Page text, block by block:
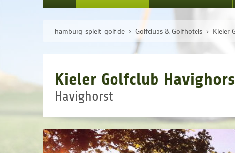
hamburg-spielt-golf.de Golfclubs & Golfhotels Kieler
Kieler Golfclub
Havighorst